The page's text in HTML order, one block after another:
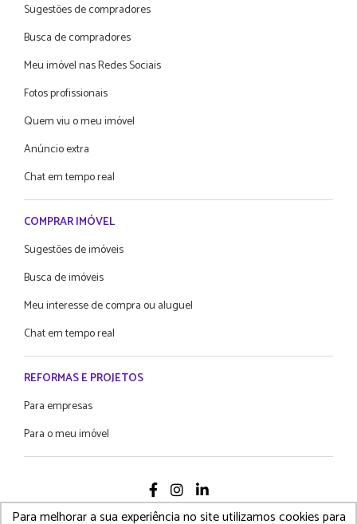
Sugestões de compradores
Busca de compradores
Meu imóvel nas Redes Sociais
Fotos profissionais
Quem viu o meu imóvel
Anúncio extra
Chat em tempo real
COMPRAR IMÓVEL
Sugestões de imóveis
Busca de imóveis
Meu interesse de compra ou aluguel
Chat em tempo real
REFORMAS E PROJETOS
Para empresas
Para o meu imóvel
2021 Proprietário Direto - Todos os diretos reservados
Para melhorar a sua experiência no site utilizamos cookies para